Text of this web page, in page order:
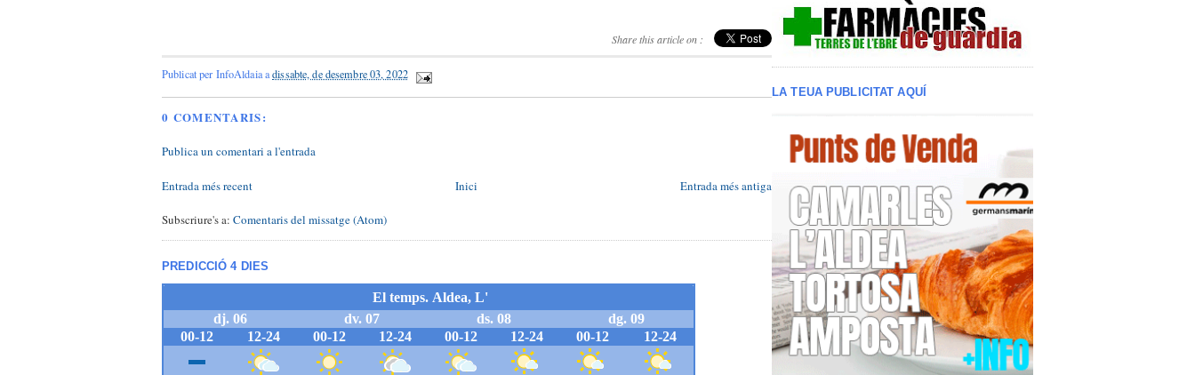
Share this article on :
Publicat per InfoAldaiaadissabte, de desembre 03, 2022
0 COMENTARIS:
Publica un comentari a l'entrada
Entrada més recent Entrada més antiga
Inici
Subscriure's a: Comentaris del missatge (Atom)
PREDICCIÓ 4 DIES
LA TEUA PUBLICITAT AQUÍ